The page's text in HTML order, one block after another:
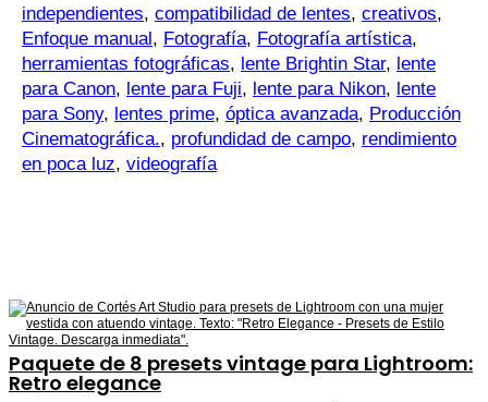
independientes, compatibilidad de lentes, creativos,
Enfoque manual, Fotografía, Fotografía artística,
herramientas fotográficas, lente Brightin Star, lente
para Canon, lente para Fuji, lente para Nikon, lente
para Sony, lentes prime, óptica avanzada, Producción
Cinematográfica., profundidad de campo, rendimiento
en poca luz, videografía
Paquete de 8 presets vintage para Lightroom:
Retro elegance